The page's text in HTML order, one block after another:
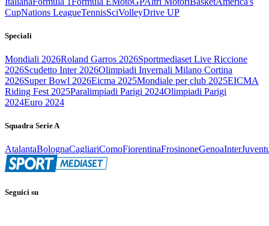
CupNations LeagueTennisSciVolleyDrive UP
Speciali
Mondiali 2026Roland Garros 2026Sportmediaset Live Riccione
2026Scudetto Inter 2026Olimpiadi Invernali Milano Cortina
2026Super Bowl 2026Eicma 2025Mondiale per club 2025EICMA
Riding Fest 2025Paralimpiadi Parigi 2024Olimpiadi Parigi
2024Euro 2024
Squadra Serie A
AtalantaBolognaCagliariComoFiorentinaFrosinoneGenoaInter
Seguici su